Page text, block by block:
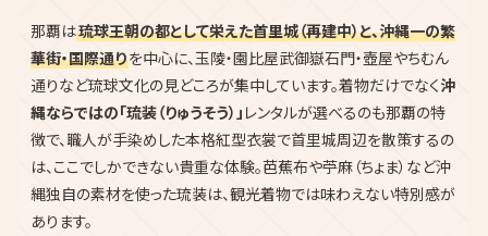
那覇は琉球王朝の都として栄えた首里城（再建中）と、沖縄一の繁
華街・国際通りを中心に、玉陵・園比屋武御嶽石門・壺屋やちむん
通りなど琉球文化の見どころが集中しています。着物だけでなく沖
縄ならではの「琉装（りゅうそう）」 レンタルが選べるのも那覇の特
徴で、職人が手染めした本格紅型衣裳で首里城周辺を散策するの
は、ここでしかできない貴重な体験。芭蕉布や苧麻（ちょま）など沖
縄独自の素材を使った琉装は、観光着物では味わえない特別感が
あります。